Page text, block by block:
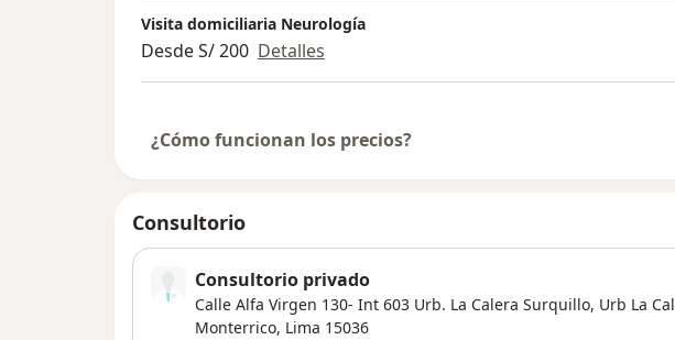
Visita domiciliaria Neurología
Desde S/ 200 Detalles
¿Cómo funcionan los precios?
Consultorio
Consultorio privado
Calle Alfa Virgen 130- Int 603 Urb. La Calera Surquillo, Urb La
Monterrico, Lima 15036